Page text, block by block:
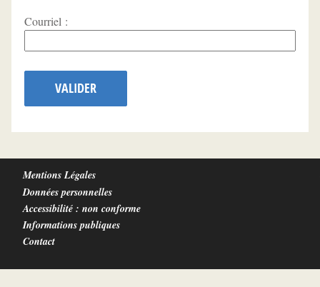
Courriel :
VALIDER
Mentions Légales
Données personnelles
Accessibilité : non conforme
Informations publiques
Contact